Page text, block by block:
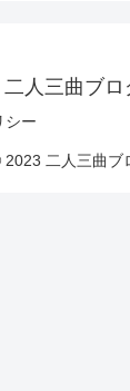
二人三曲ブロ
シー
2023 二人三曲ブ